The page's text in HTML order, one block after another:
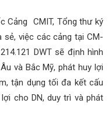
Cảng CMIT, Tổng thư ký
sẻ, việc các cảng tại CM-
DWT sẽ định hình
và Bắc Mỹ, phát huy lợi
tận dụng tối đa kết cấu
cho DN, duy trì và phát